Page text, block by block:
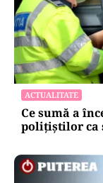
METEO
Cod roșu de
șapte județe:
grade